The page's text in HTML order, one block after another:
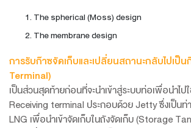
The spherical (Moss) design
The membrane design
การรับก๊าซจัดเก็บและเปลี่ยนสถานะกลับไปเป็
Terminal)
เป็นส่วนสุดท้ายก่อนที่จะนำเข้าสู่ระบบท่อเพื่อนำไป
Receiving terminal ประกอบด้วย Jetty ซึ่งเป็นท่
LNG เพื่อนำเข้าจัดเก็บในถังจัดเก็บ (Storage